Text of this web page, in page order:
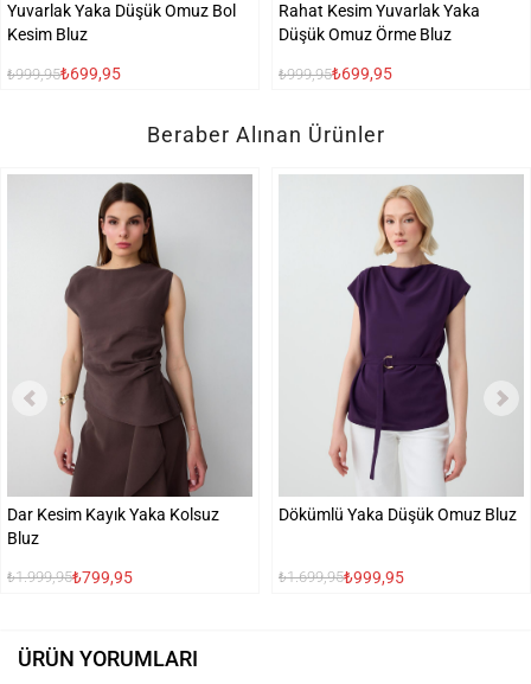
Yuvarlak Yaka Düşük Omuz Bol
Kesim Bluz
₺999,95₺699,95
Rahat Kesim Yuvarlak Yaka
Düşük Omuz Örme Bluz
₺999,95₺699,95
Beraber Alınan Ürünler
Dar Kesim Kayık Yaka Kolsuz
Bluz
₺1.999,95₺799,95
Dökümlü Yaka Düşük Omuz Bluz
₺1.699,95₺999,95
ÜRÜN YORUMLARI